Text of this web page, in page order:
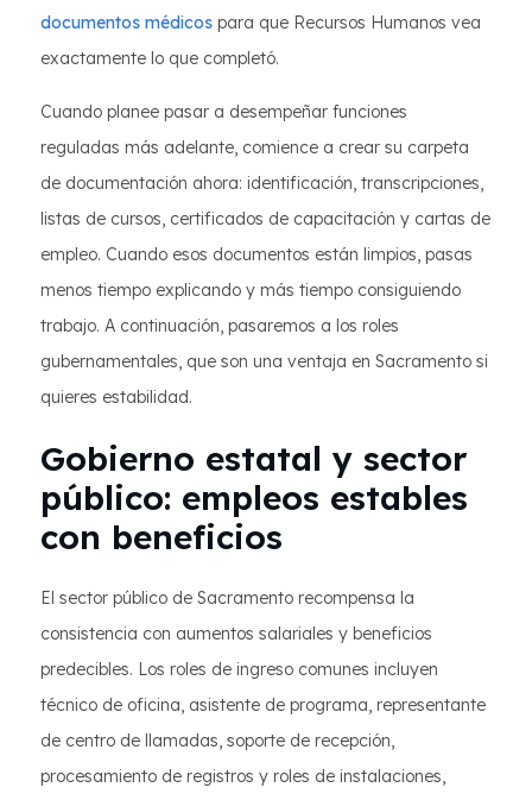
documentos médicos para que Recursos Humanos vea
exactamente lo que completó.
Cuando planee pasar a desempeñar funciones
reguladas más adelante, comience a crear su carpeta
de documentación ahora: identificación, transcripciones,
listas de cursos, certificados de capacitación y cartas de
empleo. Cuando esos documentos están limpios, pasas
menos tiempo explicando y más tiempo consiguiendo
trabajo. A continuación, pasaremos a los roles
gubernamentales, que son una ventaja en Sacramento si
quieres estabilidad.
Gobierno estatal y sector
público: empleos estables
con beneficios
El sector público de Sacramento recompensa la
consistencia con aumentos salariales y beneficios
predecibles. Los roles de ingreso comunes incluyen
técnico de oficina, asistente de programa, representante
de centro de llamadas, soporte de recepción,
procesamiento de registros y roles de instalaciones,